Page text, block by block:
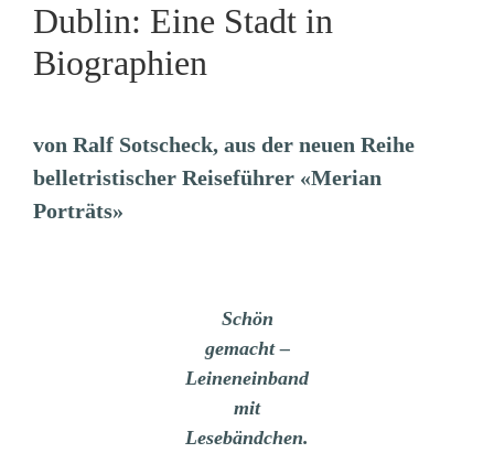
Dublin: Eine Stadt in
Biographien
von Ralf Sotscheck, aus der neuen Reihe
belletristischer Reiseführer «Merian
Porträts»
Schön
gemacht –
Leineneinband
mit
Lesebändchen.